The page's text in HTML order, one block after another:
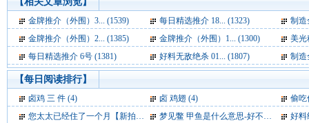
金牌推介（外围）3... (1539) 每日精选推介 18... (1323)
制造
金牌推介（外围）2... (1385)
金牌推介（外围）1... (1300)
美光
每日精选推介 6号 (1381)
好料无敌绝杀 01... (1807) 制造
【每日阅读排行】
卤鸡 三 件 (4) 卤 鸡翅 (4)
偷吃
您太太已经住了一个月【新拍报每日一笑】 (4)
梦见鳖 甲鱼是什么意思-好不好-代表什么-周公解梦 (4)
好料